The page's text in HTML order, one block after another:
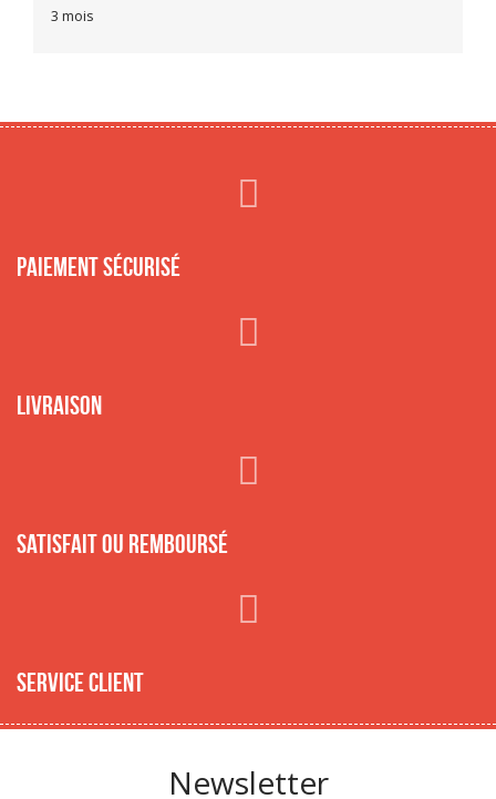
3 mois
Paiement sécurisé
Livraison
Satisfait ou remboursé
Service client
Newsletter